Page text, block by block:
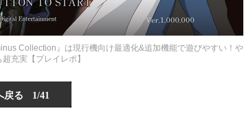
Collection』は現行機向け最適化&追加機能で遊びやすい！や
充実【プレイレポ】
戻る 1/41